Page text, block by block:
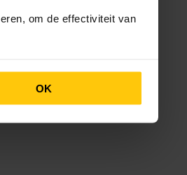
om de effectiviteit van
OK